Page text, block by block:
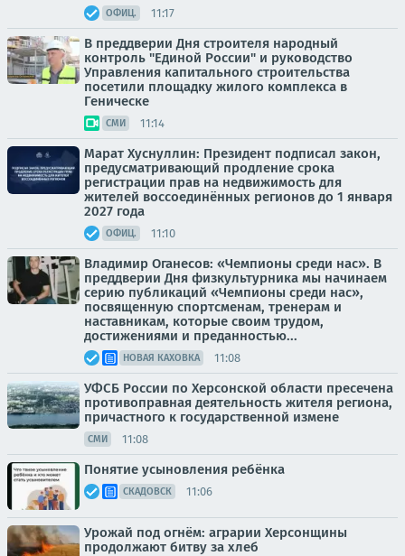
ОФИЦ. 11:17
В преддверии Дня строителя народный
контроль "Единой России" и руководство
Управления капитального строительства
посетили площадку жилого комплекса в
Геническе
СМИ 11:14
Марат Хуснуллин: Президент подписал закон,
предусматривающий продление срока
регистрации прав на недвижимость для
жителей воссоединённых регионов до 1 января
2027 года
ОФИЦ. 11:10
Владимир Оганесов: «Чемпионы среди нас». В
преддверии Дня физкультурника мы начинаем
серию публикаций «Чемпионы среди нас»,
посвященную спортсменам, тренерам и
наставникам, которые своим трудом,
достижениями и преданностью...
НОВАЯ КАХОВКА 11:08
УФСБ России по Херсонской области пресечена
противоправная деятельность жителя региона,
причастного к государственной измене
СМИ 11:08
Понятие усыновления ребёнка
СКАДОВСК 11:06
Урожай под огнём: аграрии Херсонщины
продолжают битву за хлеб